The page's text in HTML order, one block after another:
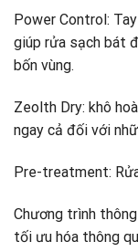
Power Control:
giúp rửa sạch bát
bốn vùng.
Zeolth Dry: khô
ngay cả đối với
Pre-treatment:
Chương trình
tối ưu hóa thông